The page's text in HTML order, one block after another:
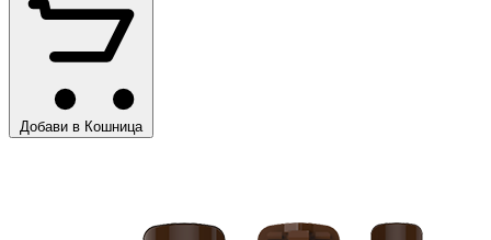
Добави в Кошница